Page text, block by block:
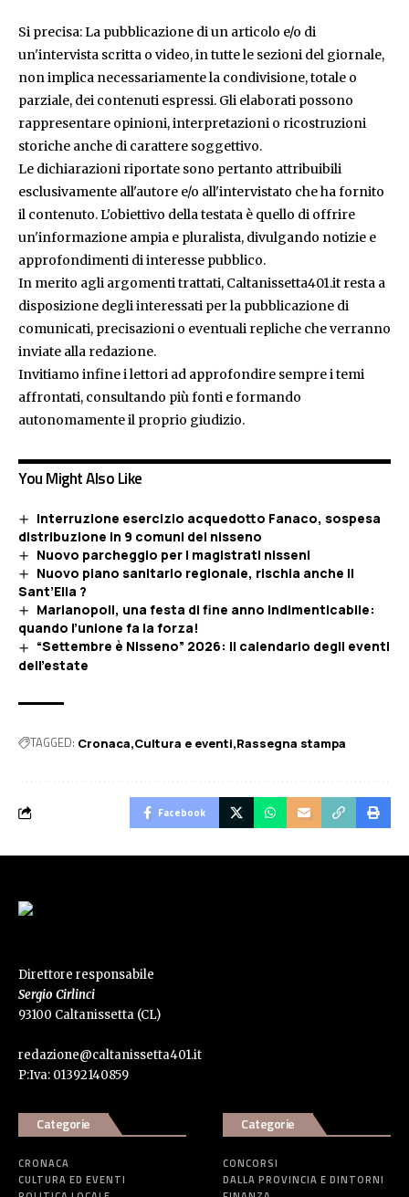
Si precisa: La pubblicazione di un articolo e/o di
un'intervista scritta o video, in tutte le sezioni del giornale,
non implica necessariamente la condivisione, totale o
parziale, dei contenuti espressi. Gli elaborati possono
rappresentare opinioni, interpretazioni o ricostruzioni
storiche anche di carattere soggettivo.
Le dichiarazioni riportate sono pertanto attribuibili
esclusivamente all'autore e/o all'intervistato che ha fornito
il contenuto. L'obiettivo della testata è quello di offrire
un'informazione ampia e pluralista, divulgando notizie e
approfondimenti di interesse pubblico.
In merito agli argomenti trattati, Caltanissetta401.it resta a
disposizione degli interessati per la pubblicazione di
comunicati, precisazioni o eventuali repliche che verranno
inviate alla redazione.
Invitiamo infine i lettori ad approfondire sempre i temi
affrontati, consultando più fonti e formando
autonomamente il proprio giudizio.
You Might Also Like
Interruzione esercizio acquedotto Fanaco, sospesa
distribuzione in 9 comuni del nisseno
Nuovo parcheggio per i magistrati nisseni
Nuovo piano sanitario regionale, rischia anche il
Sant’Elia ?
Marianopoli, una festa di fine anno indimenticabile:
quando l’unione fa la forza!
“Settembre è Nisseno” 2026: il calendario degli eventi
dell’estate
TAGGED: Cronaca Cultura e eventi Rassegna stampa
Facebook
Direttore responsabile
Sergio Cirlinci
93100 Caltanissetta (CL)
redazione@caltanissetta401.it
P:Iva: 01392140859
Categorie
CRONACA
CULTURA ED EVENTI
Categorie
CONCORSI
DALLA PROVINCIA E DINTORNI